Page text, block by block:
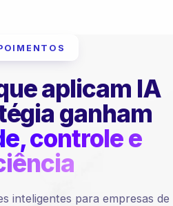
aplicam IA
ganham
controle e
inteligentes para empresas de